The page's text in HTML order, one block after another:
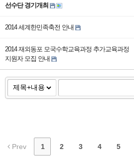
선수단 경기개최
2014 세계한민족축전 안내
2014 재외동포 모국수학교육과정 추가교육과정
지원자 모집 안내
Prev 1 2 3 4 5